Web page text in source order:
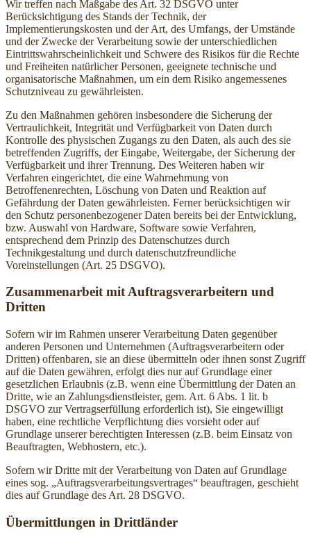
Wir treffen nach Maßgabe des Art. 32 DSGVO unter
Berücksichtigung des Stands der Technik, der
Implementierungskosten und der Art, des Umfangs, der Umstände
und der Zwecke der Verarbeitung sowie der unterschiedlichen
Eintrittswahrscheinlichkeit und Schwere des Risikos für die Rechte
und Freiheiten natürlicher Personen, geeignete technische und
organisatorische Maßnahmen, um ein dem Risiko angemessenes
Schutzniveau zu gewährleisten.
Zu den Maßnahmen gehören insbesondere die Sicherung der
Vertraulichkeit, Integrität und Verfügbarkeit von Daten durch
Kontrolle des physischen Zugangs zu den Daten, als auch des sie
betreffenden Zugriffs, der Eingabe, Weitergabe, der Sicherung der
Verfügbarkeit und ihrer Trennung. Des Weiteren haben wir
Verfahren eingerichtet, die eine Wahrnehmung von
Betroffenenrechten, Löschung von Daten und Reaktion auf
Gefährdung der Daten gewährleisten. Ferner berücksichtigen wir
den Schutz personenbezogener Daten bereits bei der Entwicklung,
bzw. Auswahl von Hardware, Software sowie Verfahren,
entsprechend dem Prinzip des Datenschutzes durch
Technikgestaltung und durch datenschutzfreundliche
Voreinstellungen (Art. 25 DSGVO).
Zusammenarbeit mit Auftragsverarbeitern und
Dritten
Sofern wir im Rahmen unserer Verarbeitung Daten gegenüber
anderen Personen und Unternehmen (Auftragsverarbeitern oder
Dritten) offenbaren, sie an diese übermitteln oder ihnen sonst Zugriff
auf die Daten gewähren, erfolgt dies nur auf Grundlage einer
gesetzlichen Erlaubnis (z.B. wenn eine Übermittlung der Daten an
Dritte, wie an Zahlungsdienstleister, gem. Art. 6 Abs. 1 lit. b
DSGVO zur Vertragserfüllung erforderlich ist), Sie eingewilligt
haben, eine rechtliche Verpflichtung dies vorsieht oder auf
Grundlage unserer berechtigten Interessen (z.B. beim Einsatz von
Beauftragten, Webhostern, etc.).
Sofern wir Dritte mit der Verarbeitung von Daten auf Grundlage
eines sog. „Auftragsverarbeitungsvertrages“ beauftragen, geschieht
dies auf Grundlage des Art. 28 DSGVO.
Übermittlungen in Drittländer